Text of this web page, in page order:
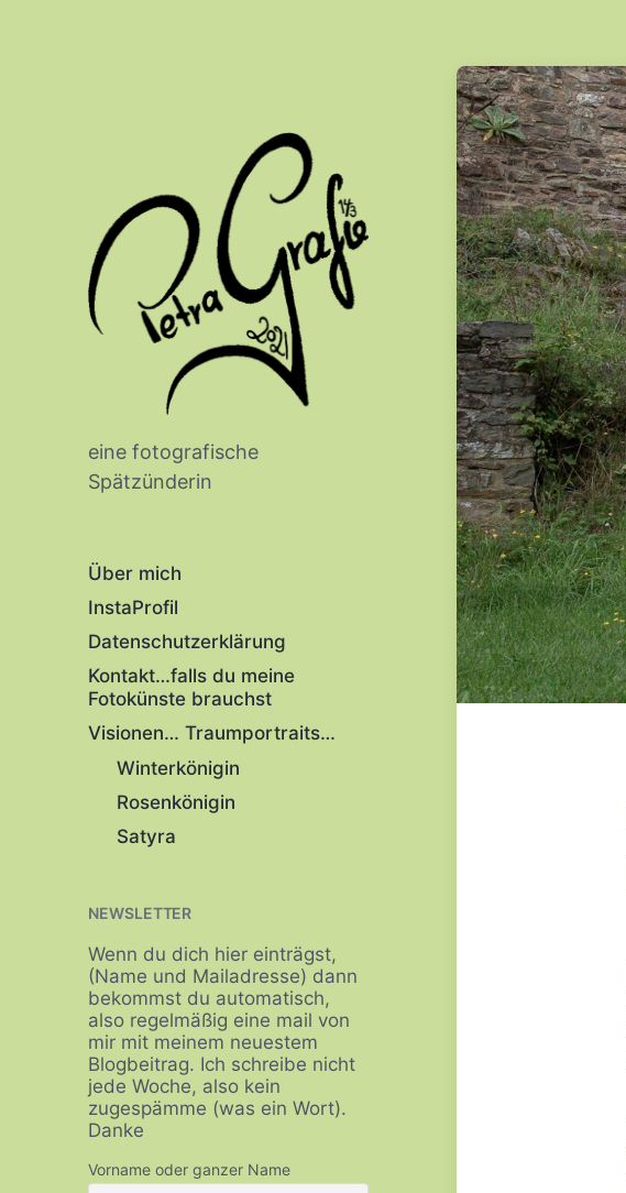
eine fotografische
Spätzünderin
Über mich
InstaProfil
Datenschutzerklärung
Kontakt…falls du meine
Fotokünste brauchst
Visionen… Traumportraits…
Winterkönigin
Rosenkönigin
Satyra
NEWSLETTER
Wenn du dich hier einträgst,
(Name und Mailadresse) dann
bekommst du automatisch,
also regelmäßig eine mail von
mir mit meinem neuestem
Blogbeitrag. Ich schreibe nicht
jede Woche, also kein
zugespämme (was ein Wort).
Danke
Vorname oder ganzer Name